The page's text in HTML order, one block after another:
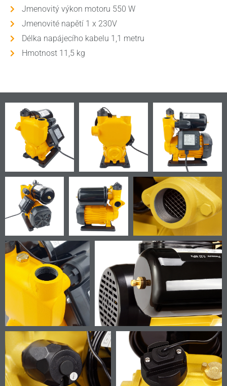
Jmenovitý výkon motoru 550 W
Jmenovité napětí 1 x 230V
Délka napájecího kabelu 1,1 metru
Hmotnost 11,5 kg